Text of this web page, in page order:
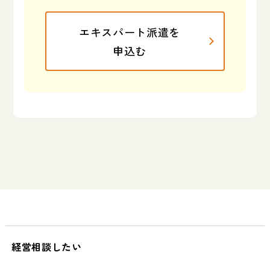
エキスパート派遣を
申込む
経営相談したい